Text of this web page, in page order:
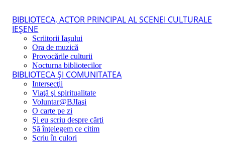
BIBLIOTECA, ACTOR PRINCIPAL AL SCENEI CULTURALE
IEŞENE
Scriitorii Iaşului
Ora de muzică
Provocările culturii
Nocturna bibliotecilor
BIBLIOTECA ŞI COMUNITATEA
Intersecţii
Viaţă şi spiritualitate
Voluntar@BJIaşi
O carte pe zi
Şi eu scriu despre cărţi
Să înţelegem ce citim
Scriu în culori